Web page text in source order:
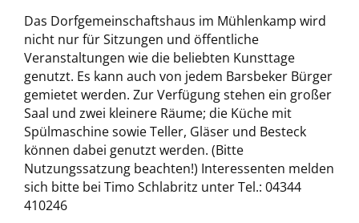
Das Dorfgemeinschaftshaus im Mühlenkamp wird
nicht nur für Sitzungen und öffentliche
Veranstaltungen wie die beliebten Kunsttage
genutzt. Es kann auch von jedem Barsbeker Bürger
gemietet werden. Zur Verfügung stehen ein großer
Saal und zwei kleinere Räume; die Küche mit
Spülmaschine sowie Teller, Gläser und Besteck
können dabei genutzt werden. (Bitte
Nutzungssatzung beachten!) Interessenten melden
sich bitte bei Timo Schlabritz unter Tel.: 04344
410246